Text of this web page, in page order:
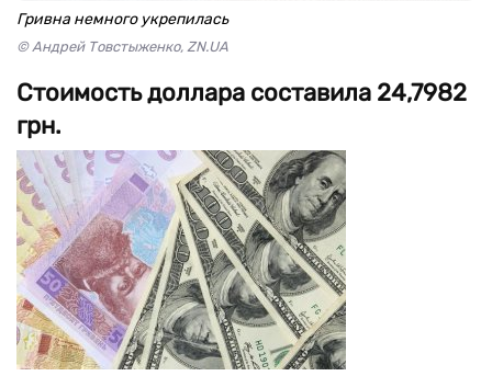
Гривна немного укрепилась
© Андрей Товстыженко, ZN.UA
Стоимость доллара составила 24,7982
грн.